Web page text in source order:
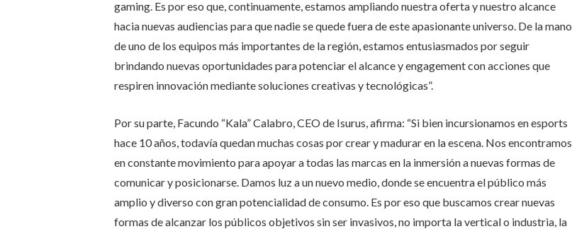
gaming. Es por eso que, continuamente, estamos ampliando nuestra oferta y nuestro alcance
hacia nuevas audiencias para que nadie se quede fuera de este apasionante universo. De la mano
de uno de los equipos más importantes de la región, estamos entusiasmados por seguir
brindando nuevas oportunidades para potenciar el alcance y engagement con acciones que
respiren innovación mediante soluciones creativas y tecnológicas”.
Por su parte, Facundo “Kala” Calabro, CEO de Isurus, afirma: “Si bien incursionamos en esports
hace 10 años, todavía quedan muchas cosas por crear y madurar en la escena. Nos encontramos
en constante movimiento para apoyar a todas las marcas en la inmersión a nuevas formas de
comunicar y posicionarse. Damos luz a un nuevo medio, donde se encuentra el público más
amplio y diverso con gran potencialidad de consumo. Es por eso que buscamos crear nuevas
formas de alcanzar los públicos objetivos sin ser invasivos, no importa la vertical o industria, la